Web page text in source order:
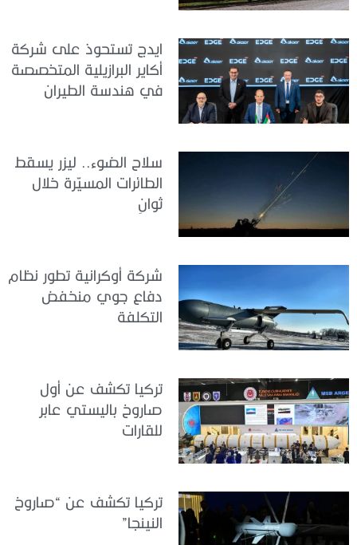
ايدج تستحوذ على شركة
أكاير البرازيلية المتخصصة
في هندسة الطيران
سلاح الضوء.. ليزر يسقط
الطائرات المسيّرة خلال
ثوانٍ
شركة أوكرانية تطور نظام
دفاع جوي منخفض
التكلفة
تركيا تكشف عن أول
صاروخ باليستي عابر
للقارات
تركيا تكشف عن “صاروخ
النينجا”